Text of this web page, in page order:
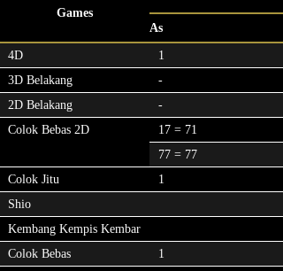
Games
As
4D 1
3D Belakang
-
2D Belakang
-
Colok Bebas 2D
17 = 71
77 = 77
Colok Jitu
1
Shio
Kembang Kempis Kembar
Colok Bebas
1